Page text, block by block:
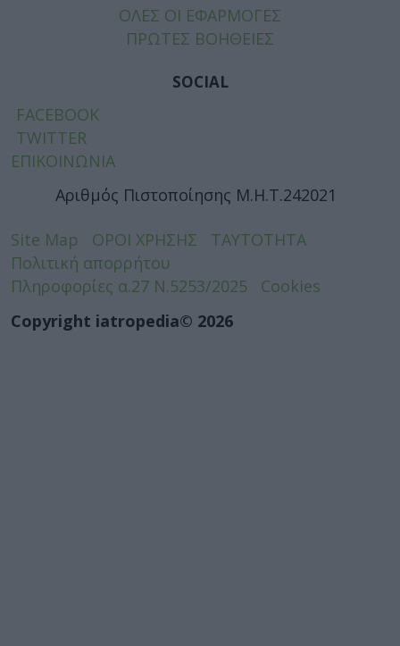
ΟΛΕΣ ΟΙ ΕΦΑΡΜΟΓΕΣ
ΠΡΩΤΕΣ ΒΟΗΘΕΙΕΣ
SOCIAL
FACEBOOK
TWITTER
ΕΠΙΚΟΙΝΩΝΙΑ
Αριθμός Πιστοποίησης Μ.Η.Τ.242021
Site Map ΟΡΟΙ ΧΡΗΣΗΣ
ΤΑΥΤΟΤΗΤΑ
Πολιτική απορρήτου
Πληροφορίες α.27 Ν.5253/2025
Cookies
Copyright iatropedia© 2026